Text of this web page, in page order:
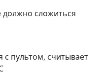
должно сложиться
с пультом, считывает